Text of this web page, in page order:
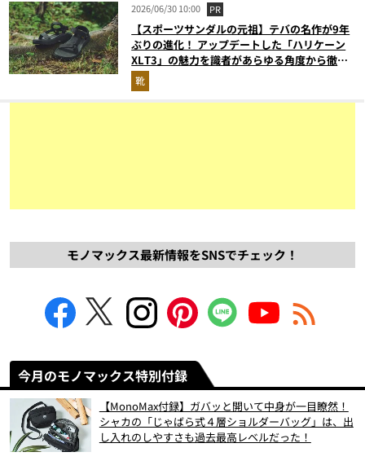
2026/06/30 10:00 PR
【スポーツサンダルの元祖】テバの名作が9年
ぶりの進化！ アップデートした「ハリケーン
XLT3」の魅力を識者があらゆる角度から徹底
解説！
靴
モノマックス最新情報をSNSでチェック！
今月のモノマックス特別付録
【MonoMax付録】ガバッと開いて中身が一目瞭然！
シャカの「じゃばら式４層ショルダーバッグ」は、出
し入れのしやすさも過去最高レベルだった！